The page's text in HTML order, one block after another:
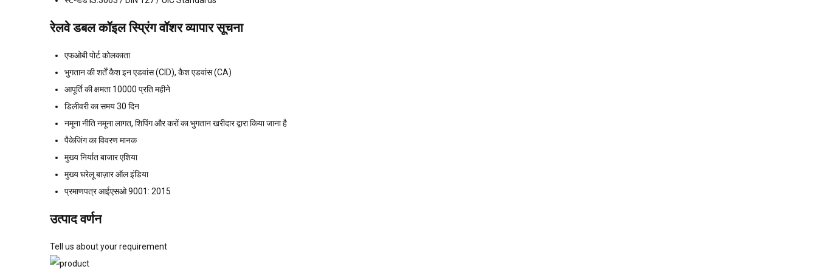
रेलवे डबल कॉइल स्प्रिंग वॉशर व्यापार सूचना
एफओबी पोर्टकोलकाता
भुगतान की शर्तेंकैश इन एडवांस (CID), कैश एडवांस (CA)
आपूर्ति की क्षमता 10000 प्रति महीने
डिलीवरी का समय30 दिन
नमूना नीतिनमूना लागत, शिपिंग और करों का भुगतान खरीदार द्वारा किया जाना है
पैकेजिंग का विवरणमानक
मुख्य निर्यात बाजारएशिया
मुख्य घरेलू बाज़ारऑल इंडिया
प्रमाणपत्रआईएसओ 9001: 2015
उत्पाद वर्णन
Tell us about your requirement